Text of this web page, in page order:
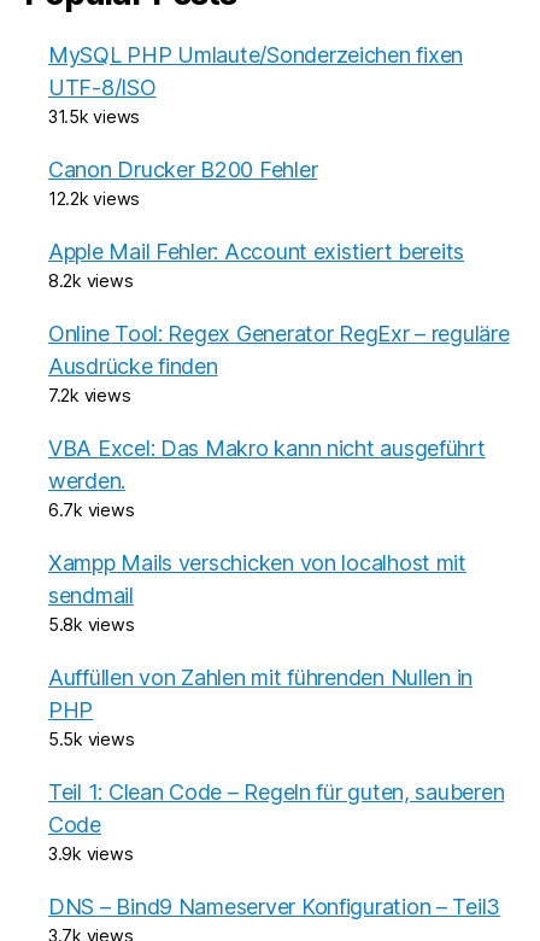
MySQL PHP Umlaute/Sonderzeichen fixen
UTF-8/ISO
31.5k views
Canon Drucker B200 Fehler
12.2k views
Apple Mail Fehler: Account existiert bereits
8.2k views
Online Tool: Regex Generator RegExr – reguläre
Ausdrücke finden
7.2k views
VBA Excel: Das Makro kann nicht ausgeführt
werden.
6.7k views
Xampp Mails verschicken von localhost mit
sendmail
5.8k views
Auffüllen von Zahlen mit führenden Nullen in
PHP
5.5k views
Teil 1: Clean Code – Regeln für guten, sauberen
Code
3.9k views
DNS – Bind9 Nameserver Konfiguration – Teil3
3.7k views